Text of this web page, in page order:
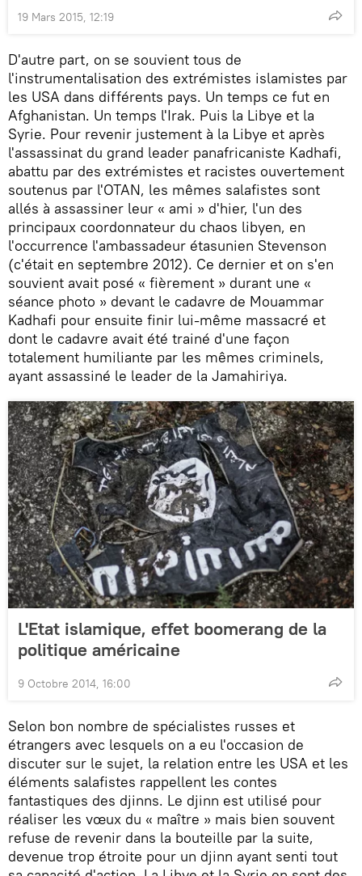
19 Mars 2015, 12:19
D'autre part, on se souvient tous de
l'instrumentalisation des extrémistes islamistes par
les USA dans différents pays. Un temps ce fut en
Afghanistan. Un temps l'Irak. Puis la Libye et la
Syrie. Pour revenir justement à la Libye et après
l'assassinat du grand leader panafricaniste Kadhafi,
abattu par des extrémistes et racistes ouvertement
soutenus par l'OTAN, les mêmes salafistes sont
allés à assassiner leur « ami » d'hier, l'un des
principaux coordonnateur du chaos libyen, en
l'occurrence l'ambassadeur étasunien Stevenson
(c'était en septembre 2012). Ce dernier et on s'en
souvient avait posé « fièrement » durant une «
séance photo » devant le cadavre de Mouammar
Kadhafi pour ensuite finir lui-même massacré et
dont le cadavre avait été trainé d'une façon
totalement humiliante par les mêmes criminels,
ayant assassiné le leader de la Jamahiriya.
L'Etat islamique, effet boomerang de la
politique américaine
9 Octobre 2014, 16:00
Selon bon nombre de spécialistes russes et
étrangers avec lesquels on a eu l'occasion de
discuter sur le sujet, la relation entre les USA et les
éléments salafistes rappellent les contes
fantastiques des djinns. Le djinn est utilisé pour
réaliser les vœux du « maître » mais bien souvent
refuse de revenir dans la bouteille par la suite,
devenue trop étroite pour un djinn ayant senti tout